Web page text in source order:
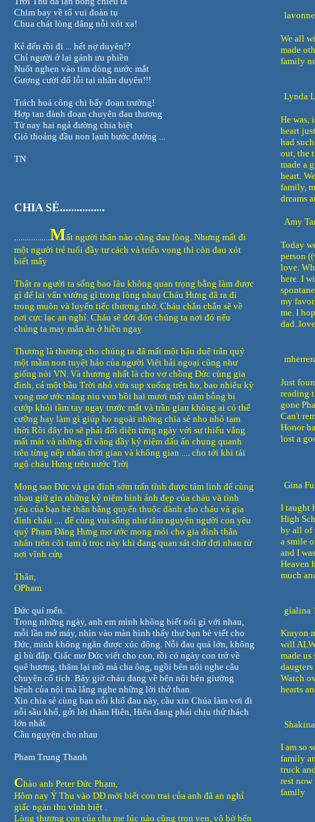
Chim bay về tổ vui đoàn tụ
Chua chát lòng dâng nỗi xót xa!
Kẻ đến rồi đi ... hết nợ duyên!?
Chỉ người ở lại gánh ưu phiền
Nuốt nghẹn vào tim dòng nước mắt
Gượng cười đổ lỗi tại nhân duyên!!!
Trách hoá công chi bấy đoạn trường!
Hợp tan đành đoạn chuyện đau thương
Từ nay hai ngả đường chia biệt
Gió thoảng đầu non lạnh bước đường ...
TN
CHIA SẺ................
.................Mất người thân nào cũng đau lòng. Nhưng mất đi
một người trẻ tuổi đầy tư cách và triển vọng thì còn đau xót
biết mấỵ
Thật ra người ta sống bao lâu không quan trọng bằng làm được
gì để lại vấn vướng gì trong lòng nhaụ Cháu Hưng đã ra đi
trong muôn và luyến tiếc thương nhớ. Cháu chắn chắn sẽ về
nơi cực lạc an nghỉ. Cháu sẽ đới đón chúng ta nơi đó nếu
chúng ta may mắn ăn ở hiền ngaỵ
Thương là thương cho chúng ta đã mất một hậu duệ trân quý
một mầm non tuyệt hảo của người Việt hải ngoại cũng như
giống nòi VN. Và thương nhất là cho vợ chồng Đức cùng gia
đình, cả một bầu Trời nhỏ vừa sụp xuống trên họ, bao nhiêu kỳ
vọng mơ ước nâng niu vun bồi hai mươi mấy năm bỗng bị
cướp khỏi tầm tay ngay trước mắt và trần gian không ai có thể
cưỡng hay làm gì giúp họ ngoài những chia sẻ nho nhỏ tạm
thờị Rồi đây họ sẽ phải đối diện từng ngày với sự thiếu vắng
mất mát và những dĩ vãng đầy kỷ niệm dấu ấn chung quanh
trên từng nếp nhăn thời gian và không gian .... cho tới khi tái
ngộ cháu Hưng trên nước Trờị
Mong sao Đức và gia đình sớm trấn tĩnh được tâm linh để cùng
nhau giữ gìn những kỷ niệm hình ảnh đẹp của cháu và tình
yêu của bạn bè thân bằng quyến thuộc dành cho cháu và gia
đình cháu .... để cùng vui sống như tâm nguyện người con yêu
quý Phạm Đăng Hưng mơ ước mong mỏi cho gia đình thân
nhân trên cõi tạm ô trọc này khi đang quan sát chờ đợi nhau từ
nơi vĩnh cửụ
Thân,
OPham
Đức quí mến.
Trong những ngày, anh em mình không biết nói gì với nhau,
mỗi lần mở máy, nhìn vào màn hình thấy thư bạn bè viết cho
Đức, mình không ngăn được xúc động. Nỗi đau quá lớn, không
gì bù đắp. Giấc mơ Đức viết cho con, rồi có ngày con trở về
quê hương, thăm lại mồ mả cha ông, ngồi bên nội nghe câu
chuyện cổ tích. Bây giờ cháu đang về bên nội bên giường
bệnh của nội mà lắng nghe những lời thở than.
Xin chia sẻ cùng bạn nỗi khổ đau này, cầu xin Chúa làm vơi đi
nỗi sầu khổ, gởi lời thăm Hiên, Hiên đang phải chịu thử thách
lớn nhất.
Cầu nguyện cho nhau
Pham Trung Thanh
Chào anh Peter Đức Phạm,
Hôm nay Ý Thu vào DĐ mới biết con trai của anh đã an nghỉ
giấc ngàn thu vĩnh biệt .
Lòng thương con của cha mẹ lúc nào cũng trọn vẹn, vô bờ bến
We all
made
family
Lynda
He was,
heart
had
out, the
made a
heart.
family,
dreams
Amy
Today
person
love.
here. I
my
me. I
Just
reading
gone
Can't
Honor
lost a
Gina
I taught
High
by all of
a smile
and I
Heaven
much
gialina
Krayon
will
made
Watch
hearts
I am so
family
truck
rest
family